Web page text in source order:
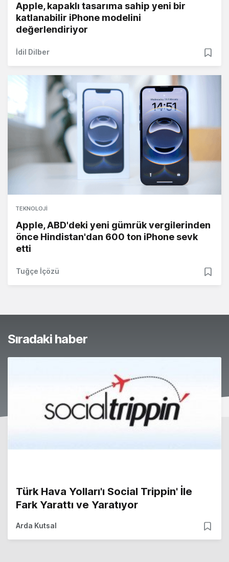
Apple, kapaklı tasarıma sahip yeni bir
katlanabilir iPhone modelini
değerlendiriyor
İdil Dilber
TEKNOLOJI
Apple, ABD'deki yeni gümrük vergilerinden
önce Hindistan'dan 600 ton iPhone sevk
etti
Tuğçe İçözü
Sıradaki haber
Türk Hava Yolları'ı Social Trippin' İle
Fark Yarattı ve Yaratıyor
Arda Kutsal